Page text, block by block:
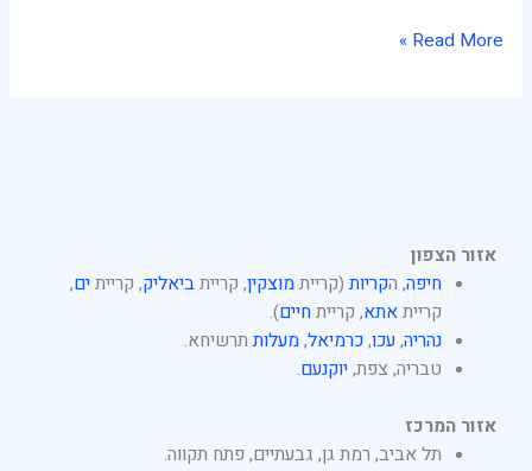
Read More »
אזור הצפון
חיפה, הקריות (קרייתמוצקין, קרייתביאליק, קרייתים,
קרייתאתא, קרייתחיים).
נהריה,עכו,כרמיאל,מעלות תרשיחא.
טבריה, צפת,יוקנעם.
אזור המרכז
תל אביב, רמת גן, גבעתיים, פתח תקווה.